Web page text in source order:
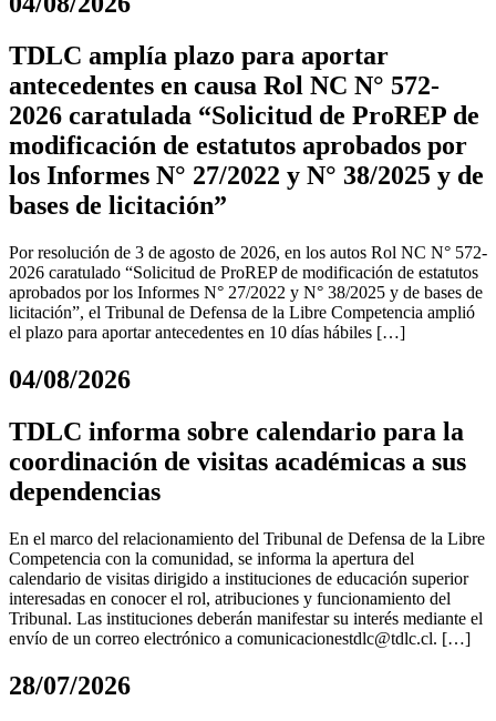
TDLC amplía plazo para aportar
antecedentes en causa Rol NC N° 572-
2026 caratulada “Solicitud de ProREP de
modificación de estatutos aprobados por
los Informes N° 27/2022 y N° 38/2025 y de
bases de licitación”
Por resolución de 3 de agosto de 2026, en los autos Rol NC N° 572-
2026 caratulado “Solicitud de ProREP de modificación de estatutos
aprobados por los Informes N° 27/2022 y N° 38/2025 y de bases de
licitación”, el Tribunal de Defensa de la Libre Competencia amplió
el plazo para aportar antecedentes en 10 días hábiles […]
04/08/2026
TDLC informa sobre calendario para la
coordinación de visitas académicas a sus
dependencias
En el marco del relacionamiento del Tribunal de Defensa de la Libre
Competencia con la comunidad, se informa la apertura del
calendario de visitas dirigido a instituciones de educación superior
interesadas en conocer el rol, atribuciones y funcionamiento del
Tribunal. Las instituciones deberán manifestar su interés mediante el
envío de un correo electrónico a comunicacionestdlc@tdlc.cl. […]
28/07/2026